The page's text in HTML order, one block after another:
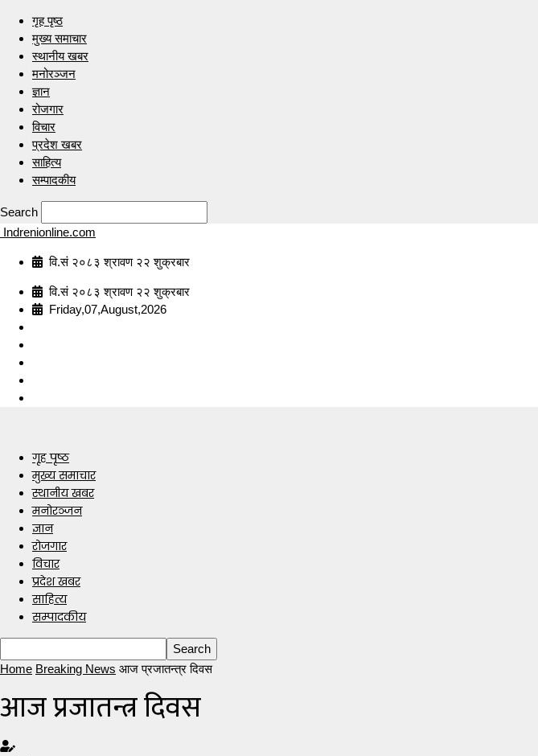
गृह पृष्ठ
मुख्य समाचार
स्थानीय खबर
मनोरञ्जन
ज्ञान
रोजगार
विचार
प्रदेश खबर
साहित्य
सम्पादकीय
Search
Indrenionline.com
वि.सं २०८३ श्रावण २२ शुक्रबार
वि.सं २०८३ श्रावण २२ शुक्रबार
Friday,07,August,2026
गृह पृष्ठ
मुख्य समाचार
स्थानीय खबर
मनोरञ्जन
ज्ञान
रोजगार
विचार
प्रदेश खबर
साहित्य
सम्पादकीय
Home Breaking News आज प्रजातन्त्र दिवस
आज प्रजातन्त्र दिवस